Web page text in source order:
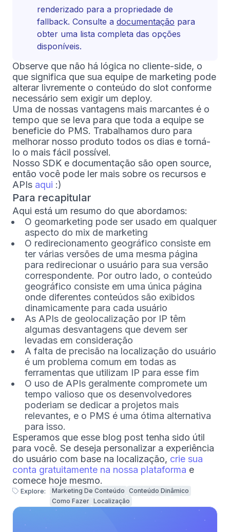
renderizado para a propriedade de
fallback. Consulte a documentação para
obter uma lista completa das opções
disponíveis.
Observe que não há lógica no cliente-side, o
que significa que sua equipe de marketing pode
alterar livremente o conteúdo do slot conforme
necessário sem exigir um deploy.
Uma de nossas vantagens mais marcantes é o
tempo que se leva para que toda a equipe se
beneficie do PMS. Trabalhamos duro para
melhorar nosso produto todos os dias e torná-
lo o mais fácil possível.
Nosso SDK e documentação são open source,
então você pode ler mais sobre os recursos e
APIs aqui :)
Para recapitular
Aqui está um resumo do que abordamos:
O geomarketing pode ser usado em qualquer
aspecto do mix de marketing
O redirecionamento geográfico consiste em
ter várias versões de uma mesma página
para redirecionar o usuário para sua versão
correspondente. Por outro lado, o conteúdo
geográfico consiste em uma única página
onde diferentes conteúdos são exibidos
dinamicamente para cada usuário
As APIs de geolocalização por IP têm
algumas desvantagens que devem ser
levadas em consideração
A falta de precisão na localização do usuário
é um problema comum em todas as
ferramentas que utilizam IP para esse fim
O uso de APIs geralmente compromete um
tempo valioso que os desenvolvedores
poderiam se dedicar a projetos mais
relevantes, e o PMS é uma ótima alternativa
para isso.
Esperamos que esse blog post tenha sido útil
para você. Se deseja personalizar a experiência
do usuário com base na localização, crie sua
conta gratuitamente na nossa plataforma e
comece hoje mesmo.
Explore: Marketing De Conteúdo Conteúdo Dinâmico
Como Fazer Localização